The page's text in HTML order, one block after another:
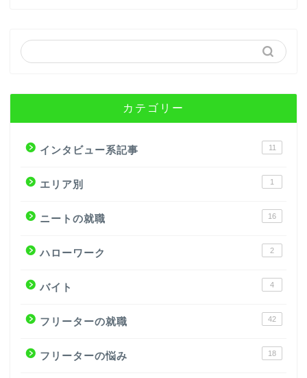
カテゴリー
インタビュー系記事 11
エリア別 1
ニートの就職 16
ハローワーク 2
バイト 4
フリーターの就職 42
フリーターの悩み 18